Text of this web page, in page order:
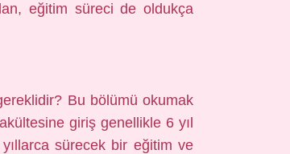
eğitim süreci de oldukça
Bu bölümü okumak
giriş genellikle 6 yıl
sürecek bir eğitim ve